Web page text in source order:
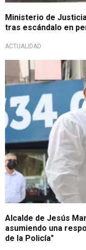
Ministerio de
tras escándalo en
ACTUALIDAD
Tras fallecimiento de
Alcalde de Jesús
asumiendo una
de la Policía"